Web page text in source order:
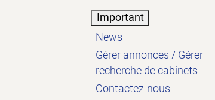
Important
News
Gérer annonces / Gérer
recherche de cabinets
Contactez-nous